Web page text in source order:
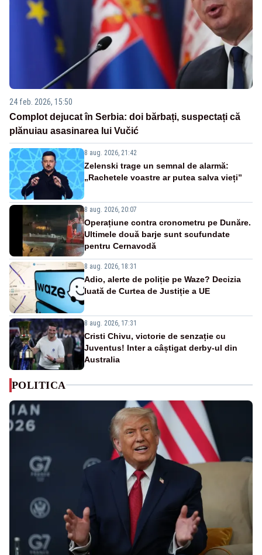
24 feb. 2026, 15:50
Complot dejucat în Serbia: doi bărbați, suspectați că
plănuiau asasinarea lui Vučić
8 aug. 2026, 21:42
Zelenski trage un semnal de alarmă:
„Rachetele voastre ar putea salva vieți”
8 aug. 2026, 20:07
Operațiune contra cronometru pe Dunăre.
Ultimele două barje sunt scufundate
pentru Cernavodă
8 aug. 2026, 18:31
Adio, alerte de poliție pe Waze? Decizia
luată de Curtea de Justiție a UE
8 aug. 2026, 17:31
Cristi Chivu, victorie de senzație cu
Juventus! Inter a câștigat derby-ul din
Australia
POLITICA